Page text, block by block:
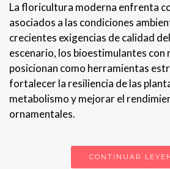
La floricultura moderna enfrenta
asociados a las condiciones
crecientes exigencias de calidad
escenario, los bioestimulantes con
posicionan como herramientas
fortalecer la resiliencia de las
metabolismo y mejorar el
ornamentales.
CONTINUAR